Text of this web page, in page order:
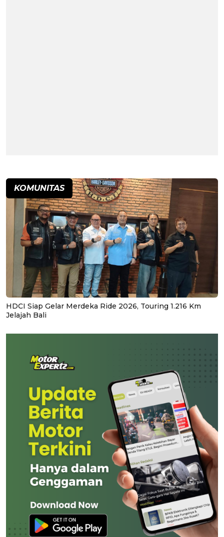
KOMUNITAS
HDCI Siap Gelar Merdeka Ride 2026, Touring 1.216 Km
Jelajah Bali